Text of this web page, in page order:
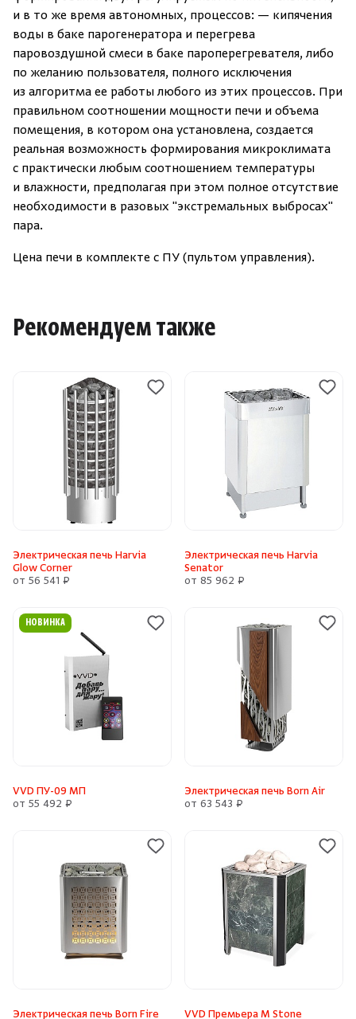
и в то же время автономных, процессов: — кипячения
воды в баке парогенератора и перегрева
паровоздушной смеси в баке пароперегревателя, либо
по желанию пользователя, полного исключения
из алгоритма ее работы любого из этих процессов. При
правильном соотношении мощности печи и объема
помещения, в котором она установлена, создается
реальная возможность формирования микроклимата
с практически любым соотношением температуры
и влажности, предполагая при этом полное отсутствие
необходимости в разовых "экстремальных выбросах"
пара.
Цена печи в комплекте с ПУ (пультом управления).
Рекомендуем также
Электрическая печь Harvia
Glow Corner
от 56 541 ₽
Электрическая печь Harvia
Senator
от 85 962 ₽
НОВИНКА
VVD ПУ-09 МП
от 55 492 ₽
Электрическая печь Born Air
от 63 543 ₽
Электрическая печь Born Fire VVD Премьера М Stone